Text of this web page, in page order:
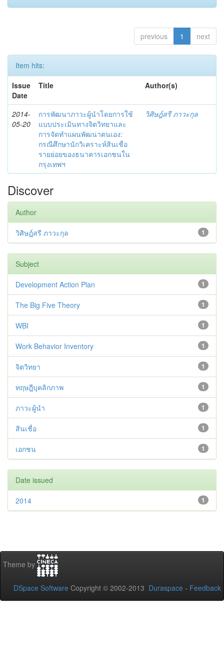
previous 1 next
Item hits:
Issue
Date
Title Author(s)
2014-
05-20
การพัฒนาภาวะผู้นำโดยการใช้
แบบประเมินทางจิตวิทยาและ
การจัดทำแผนพัฒนาตนเอง:
กรณีศึกษานักวิเคราะห์สินเชื่อ
รายย่อยของธนาคารเอกชนใน
กรุงเทพฯ
วิศิษฎ์สรี ภาวะกุล
Discover
Author
1
วิศิษฎ์สรี ภาวะกุล
Subject
1
Development Action Plan
1
The Big Five Theory
1
WBI
1
Work Behavior Inventory
1
จิตวิทยา
1
ทฤษฎีบุคลิกภาพ
1
ภาวะผู้นำ
1
สินเชื่อ
1
เอกชน
Date issued
1
2014
Theme by
DSpace Software Copyright © 2002-2013 Duraspace - Feedback